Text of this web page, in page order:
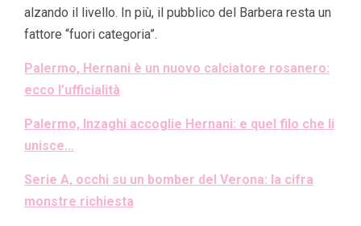
alzando il livello. In più, il pubblico del Barbera resta un
fattore “fuori categoria”.
Palermo, Hernani è un nuovo calciatore rosanero:
ecco l’ufficialità
Palermo, Inzaghi accoglie Hernani: e quel filo che li
unisce…
Serie A, occhi su un bomber del Verona: la cifra
monstre richiesta